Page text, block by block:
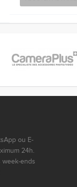
ou E-
24h.
ends